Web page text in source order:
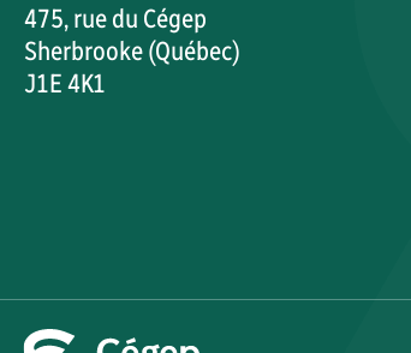
475, rue du Cégep
Sherbrooke (Québec)
J1E 4K1